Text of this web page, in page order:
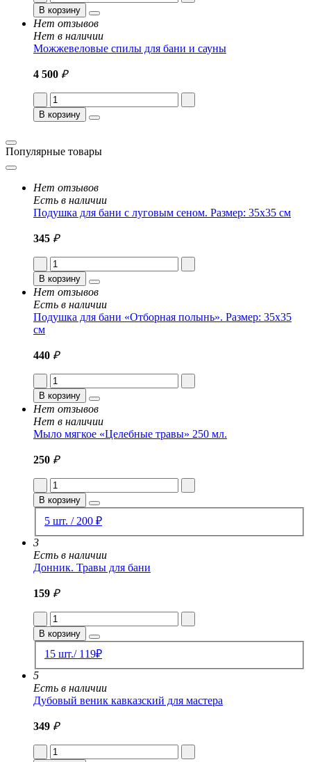
В корзину
Нет отзывов
Нет в наличии
Можжевеловые спилы для бани и сауны
4 500 ₽
В корзину
Популярные товары
Нет отзывов
Есть в наличии
Подушка для бани с луговым сеном. Размер: 35x35 см
345 ₽
В корзину
Нет отзывов
Есть в наличии
Подушка для бани «Отборная полынь». Размер: 35x35
см
440 ₽
В корзину
Нет отзывов
Нет в наличии
Мыло мягкое «Целебные травы» 250 мл.
250 ₽
В корзину
5 шт. / 200 ₽
3
Есть в наличии
Донник. Травы для бани
159 ₽
В корзину
15 шт./ 119₽
5
Есть в наличии
Дубовый веник кавказский для мастера
349 ₽